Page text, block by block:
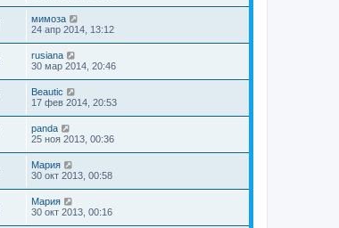
мимоза
24 апр 2014, 13:12
rusiana
30 мар 2014, 20:46
Beautic
17 фев 2014, 20:53
panda
25 ноя 2013, 00:36
Мария
30 окт 2013, 00:58
Мария
30 окт 2013, 00:16